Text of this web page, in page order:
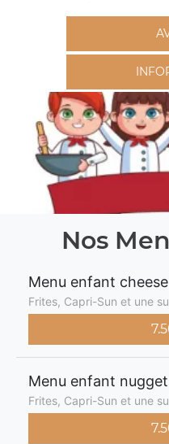
Nos
Menu enfant
Frites, Capri-Sun et une
Menu enfant
Frites, Capri-Sun et une